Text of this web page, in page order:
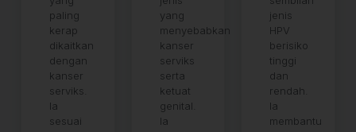
paling
kerap
dikaitkan
dengan
kanser
serviks.
Ia
sesuai
yang
menyebabkan
kanser
serviks
serta
ketuat
genital.
Ia
jenis
HPV
berisiko
tinggi
dan
rendah.
Ia
membantu